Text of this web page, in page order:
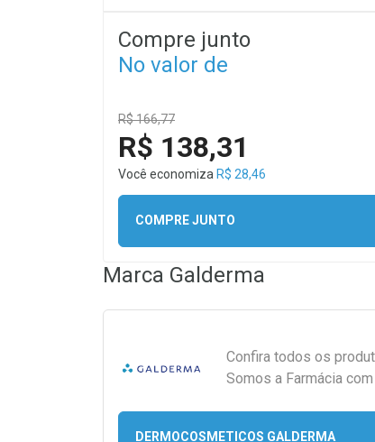
Compre junto
No valor de
R$ 166,77
R$ 138,31
Você economiza R$ 28,46
COMPRE JUNTO
Marca Galderma
Confira todos os
Somos a Farmácia
DERMOCOSMETICOS GALDERMA